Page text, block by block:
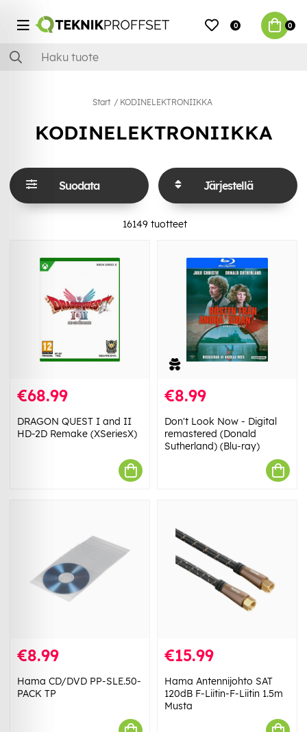
0 0
Start KODINELEKTRONIIKKA
KODINELEKTRONIIKKA
Suodata Järjestellä
16149 tuotteet
€68.99
DRAGON QUEST I and II
HD-2D Remake (XSeriesX)
€8.99
Don't Look Now - Digital
remastered (Donald
Sutherland) (Blu-ray)
€8.99
Hama CD/DVD PP-SLE.50-
PACK TP
€15.99
Hama Antennijohto SAT
120dB F-Liitin-F-Liitin 1.5m
Musta